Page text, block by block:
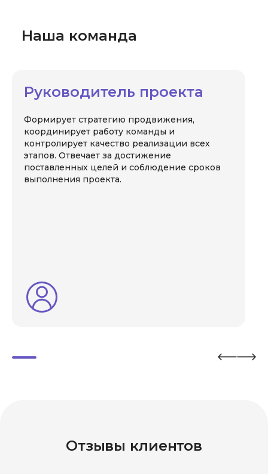
Наша команда
Руководитель проекта
Формирует стратегию продвижения,
координирует работу команды и
контролирует качество реализации всех
этапов. Отвечает за достижение
поставленных целей и соблюдение сроков
выполнения проекта.
Отзывы клиентов